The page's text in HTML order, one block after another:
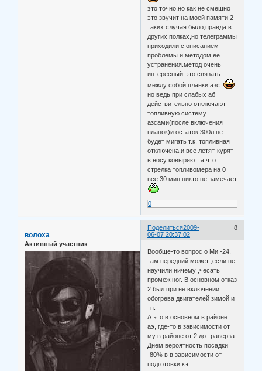
это точно,но как не смешно
это звучит на моей памяти 2
таких случая было,правда в
других полках,но телеграммы
приходили с описанием
проблемы и методом ее
устранения.метод очень
интересный-это связать
между собой планки азс
но ведь при слабых аб
действительно отключают
топливную систему
азсами(после включения
планок)и остаток 300л не
будет мигать т.к. топливная
отключена,и все летят-курят
в носу ковыряют. а что
стрелка топливомера на 0
все 30 мин никто не замечает
0
Поделиться 8
2009-
06-07 20:37:02
волоха
Активный участник
Вообще-то вопрос о Ми -24,
там передний может ,если не
научили ничему ,чесать
промеж ног. В основном отказ
2 был при не включении
обогрева двигателей зимой и
тп.
А это в основном в районе
аэ, где-то в зависимости от
му в районе от 2 до траверза.
Днем вероятность посадки
-80% в в зависимости от
подготовки кэ.